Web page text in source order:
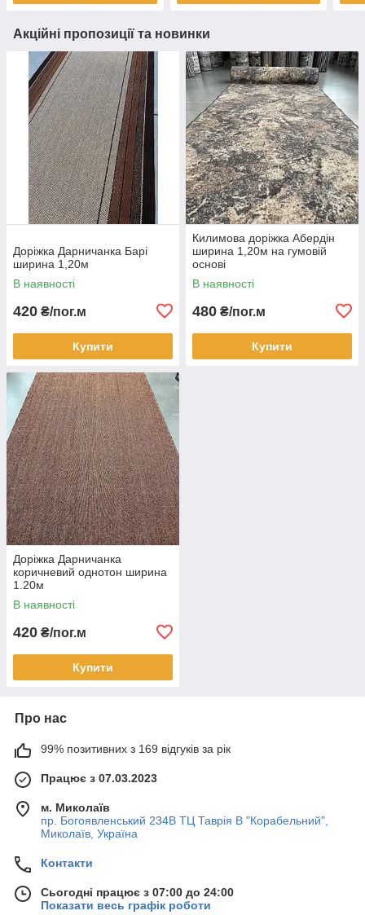
Акційні пропозиції та новинки
Доріжка Дарничанка Барі
ширина 1,20м
В наявності
420 ₴/пог.м
Купити
Килимова доріжка Абердін
ширина 1,20м на гумовій
основі
В наявності
480 ₴/пог.м
Купити
Доріжка Дарничанка
коричневий однотон ширина
1.20м
В наявності
420 ₴/пог.м
Купити
Про нас
99% позитивних з 169 відгуків за рік
Працює з 07.03.2023
м. Миколаїв
пр. Богоявленський 234В ТЦ Таврія В "Корабельний",
Миколаїв, Україна
Контакти
Сьогодні працює з 07:00 до 24:00
Показати весь графік роботи